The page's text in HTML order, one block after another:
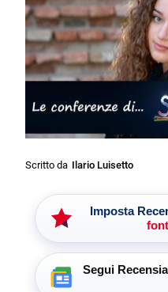
Scritto da Ilario Luisetto
Imposta
Segui